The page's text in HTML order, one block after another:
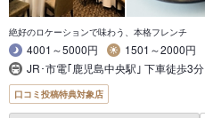
絶好のロケーションで味わう、本格フレンチ
4001～5000円
1501～2000円
JR･市電｢鹿児島中央駅｣ 下車徒歩3分
口コミ投稿特典対象店